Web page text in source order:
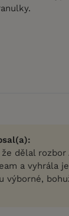
dělal rozbor
a vyhrála
výborné,